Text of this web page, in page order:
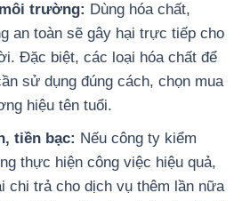
trường: Dùng hóa chất,
an toàn sẽ gây hại trực tiếp cho
Đặc biệt, các loại hóa chất để
sử dụng đúng cách, chọn mua
hiệu tên tuổi.
tiền bạc: Nếu công ty kiểm
thực hiện công việc hiệu quả,
chi trả cho dịch vụ thêm lần nữa